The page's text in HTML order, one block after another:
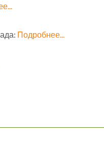
Подробнее...